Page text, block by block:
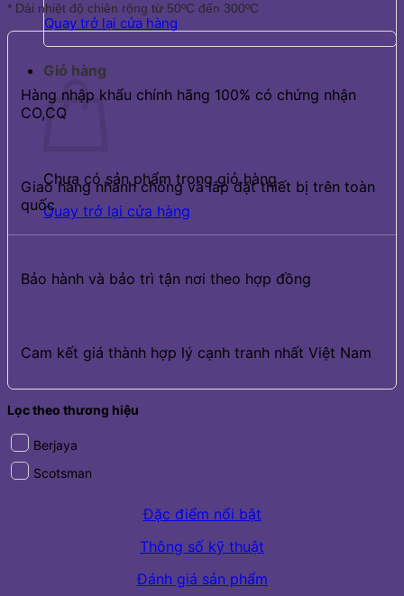
Quay trở lại cửa hàng
Giỏ hàng
Chưa có sản phẩm trong giỏ hàng.
Quay trở lại cửa hàng
* Dải nhiệt độ chiên rộng từ 50ºC đến 300ºC
Hàng nhập khẩu chính hãng 100% có chứng nhận
CO,CQ
Giao hàng nhanh chóng và lắp đặt thiết bị trên toàn
quốc
Bảo hành và bảo trì tận nơi theo hợp đồng
Cam kết giá thành hợp lý cạnh tranh nhất Việt Nam
Lọc theo thương hiệu
Berjaya
Scotsman
Đặc điểm nổi bật
Thông số kỹ thuật
Đánh giá sản phẩm